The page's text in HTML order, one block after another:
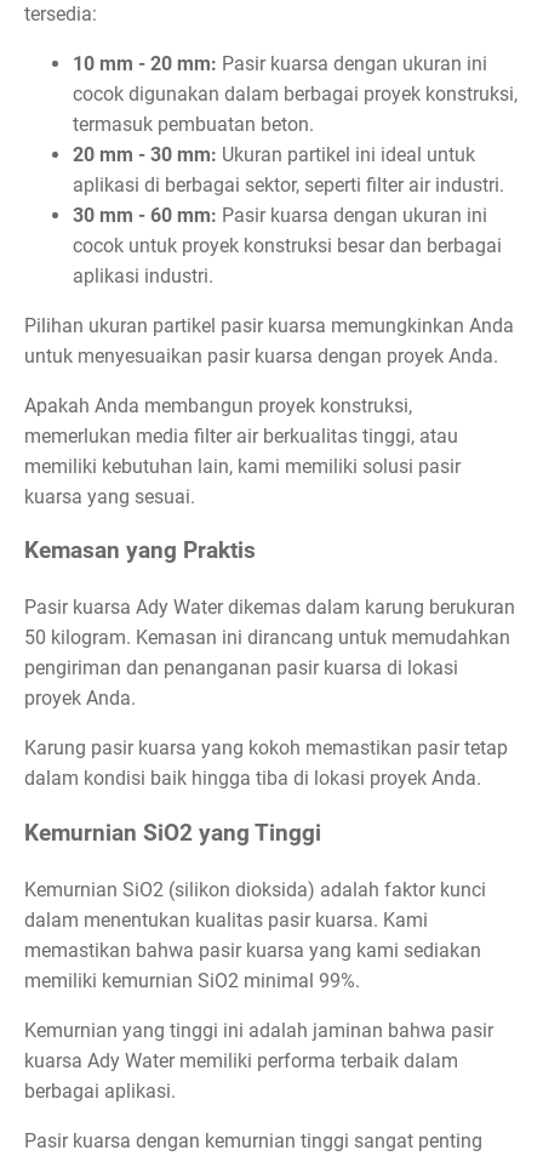
tersedia:
10 mm - 20 mm: Pasir kuarsa dengan ukuran ini
cocok digunakan dalam berbagai proyek konstruksi,
termasuk pembuatan beton.
20 mm - 30 mm: Ukuran partikel ini ideal untuk
aplikasi di berbagai sektor, seperti filter air industri.
30 mm - 60 mm: Pasir kuarsa dengan ukuran ini
cocok untuk proyek konstruksi besar dan berbagai
aplikasi industri.
Pilihan ukuran partikel pasir kuarsa memungkinkan Anda
untuk menyesuaikan pasir kuarsa dengan proyek Anda.
Apakah Anda membangun proyek konstruksi,
memerlukan media filter air berkualitas tinggi, atau
memiliki kebutuhan lain, kami memiliki solusi pasir
kuarsa yang sesuai.
Kemasan yang Praktis
Pasir kuarsa Ady Water dikemas dalam karung berukuran
50 kilogram. Kemasan ini dirancang untuk memudahkan
pengiriman dan penanganan pasir kuarsa di lokasi
proyek Anda.
Karung pasir kuarsa yang kokoh memastikan pasir tetap
dalam kondisi baik hingga tiba di lokasi proyek Anda.
Kemurnian SiO2 yang Tinggi
Kemurnian SiO2 (silikon dioksida) adalah faktor kunci
dalam menentukan kualitas pasir kuarsa. Kami
memastikan bahwa pasir kuarsa yang kami sediakan
memiliki kemurnian SiO2 minimal 99%.
Kemurnian yang tinggi ini adalah jaminan bahwa pasir
kuarsa Ady Water memiliki performa terbaik dalam
berbagai aplikasi.
Pasir kuarsa dengan kemurnian tinggi sangat penting